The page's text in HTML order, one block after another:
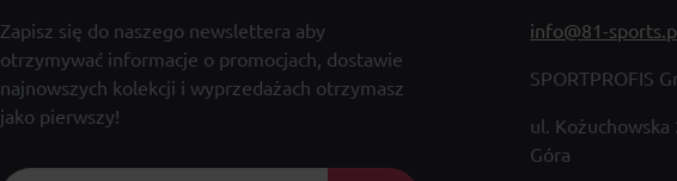
Zapisz się do naszego newslettera aby
otrzymywać informacje o promocjach, dostawie
najnowszych kolekcji i wyprzedażach otrzymasz
jako pierwszy!
info@81-
SPORTPROFIS
ul.
Góra